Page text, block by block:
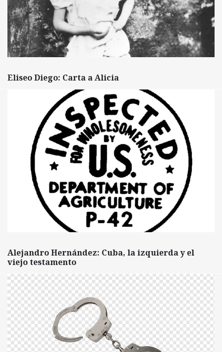
Eliseo Diego: Carta a Alicia
Alejandro Hernández: Cuba, la izquierda y el
viejo testamento